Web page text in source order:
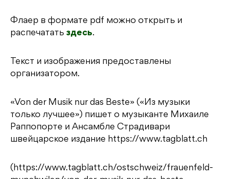
Флаер в формате pdf можно открыть и
распечатать здесь.
Текст и изображения предоставлены
организатором.
«Von der Musik nur das Beste» («Из музыки
только лучшее») пишет о музыканте Михаиле
Раппопорте и Ансамбле Страдивари
швейцарское издание https://www.tagblatt.ch
(https://www.tagblatt.ch/ostschweiz/frauenfeld-